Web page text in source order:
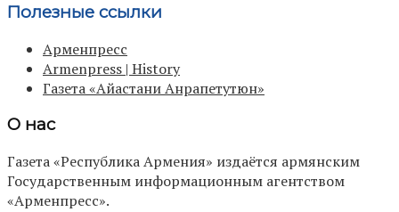
Полезные ссылки
Арменпресс
Armenpress | History
Газета «Айастани Анрапетутюн»
О нас
Газета «Республика Армения» издаётся армянским
Государственным информационным агентством
«Арменпресс».